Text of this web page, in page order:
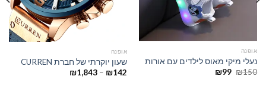
אופנה
נעלי מיקי מאוס לילדים עם אורות
₪150
המחיר
₪99
המחיר
אופנה
שעון יוקרתי של חברת CURREN
₪142
–
₪1,843
טווח